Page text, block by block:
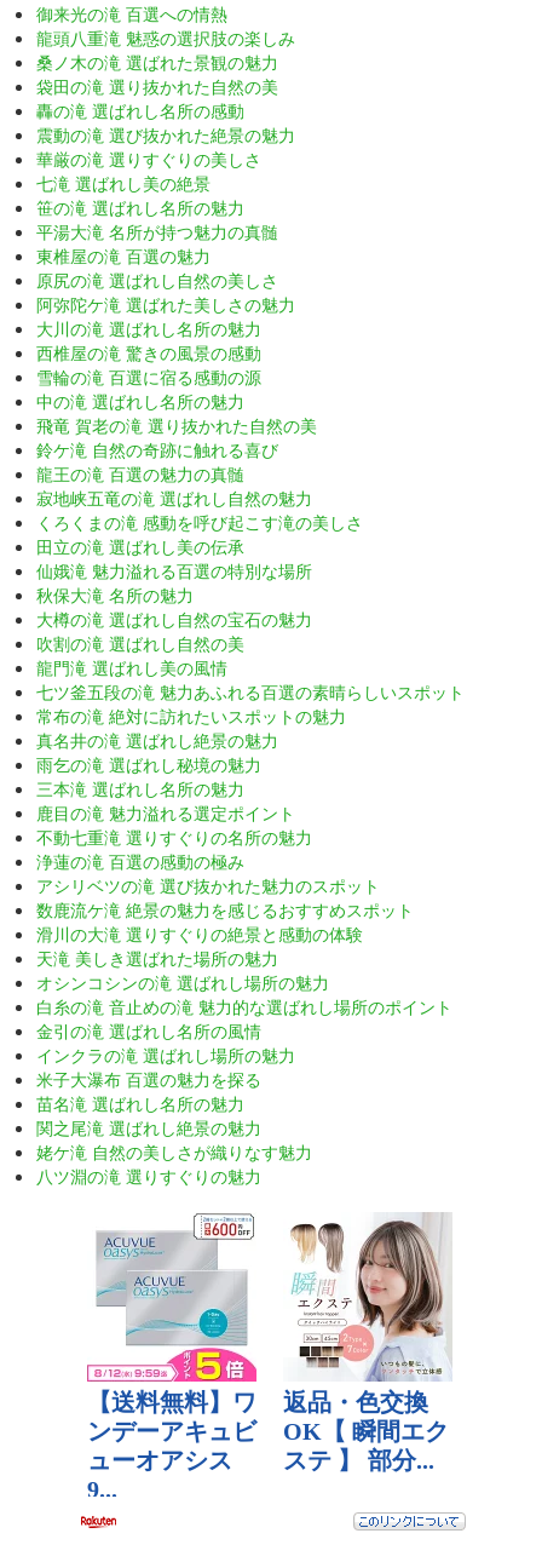
御来光の滝 百選への情熱
龍頭八重滝 魅惑の選択肢の楽しみ
桑ノ木の滝 選ばれた景観の魅力
袋田の滝 選り抜かれた自然の美
轟の滝 選ばれし名所の感動
震動の滝 選び抜かれた絶景の魅力
華厳の滝 選りすぐりの美しさ
七滝 選ばれし美の絶景
笹の滝 選ばれし名所の魅力
平湯大滝 名所が持つ魅力の真髄
東椎屋の滝 百選の魅力
原尻の滝 選ばれし自然の美しさ
阿弥陀ケ滝 選ばれた美しさの魅力
大川の滝 選ばれし名所の魅力
西椎屋の滝 驚きの風景の感動
雪輪の滝 百選に宿る感動の源
中の滝 選ばれし名所の魅力
飛竜 賀老の滝 選り抜かれた自然の美
鈴ケ滝 自然の奇跡に触れる喜び
龍王の滝 百選の魅力の真髄
寂地峡五竜の滝 選ばれし自然の魅力
くろくまの滝 感動を呼び起こす滝の美しさ
田立の滝 選ばれし美の伝承
仙娥滝 魅力溢れる百選の特別な場所
秋保大滝 名所の魅力
大樽の滝 選ばれし自然の宝石の魅力
吹割の滝 選ばれし自然の美
龍門滝 選ばれし美の風情
七ツ釜五段の滝 魅力あふれる百選の素晴らしいスポット
常布の滝 絶対に訪れたいスポットの魅力
真名井の滝 選ばれし絶景の魅力
雨乞の滝 選ばれし秘境の魅力
三本滝 選ばれし名所の魅力
鹿目の滝 魅力溢れる選定ポイント
不動七重滝 選りすぐりの名所の魅力
浄蓮の滝 百選の感動の極み
アシリベツの滝 選び抜かれた魅力のスポット
数鹿流ケ滝 絶景の魅力を感じるおすすめスポット
滑川の大滝 選りすぐりの絶景と感動の体験
天滝 美しき選ばれた場所の魅力
オシンコシンの滝 選ばれし場所の魅力
白糸の滝 音止めの滝 魅力的な選ばれし場所のポイント
金引の滝 選ばれし名所の風情
インクラの滝 選ばれし場所の魅力
米子大瀑布 百選の魅力を探る
苗名滝 選ばれし名所の魅力
関之尾滝 選ばれし絶景の魅力
姥ケ滝 自然の美しさが織りなす魅力
八ツ淵の滝 選りすぐりの魅力